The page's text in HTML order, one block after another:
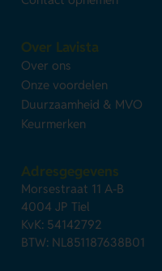
Over Lavista
Over ons
Onze voordelen
Duurzaamheid & MVO
Keurmerken
Adresgegevens
Morsestraat 11 A-B
4004 JP Tiel
KvK: 54142792
BTW: NL851187638B01